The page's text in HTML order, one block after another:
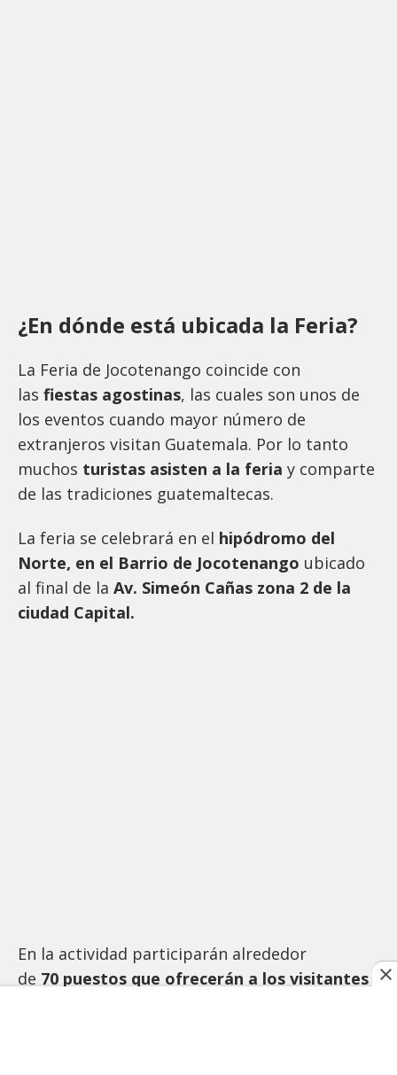
¿En dónde está ubicada la Feria?
La Feria de Jocotenango coincide con
las fiestas agostinas, las cuales son unos de
los eventos cuando mayor número de
extranjeros visitan Guatemala. Por lo tanto
muchos turistas asisten a la feria y comparte
de las tradiciones guatemaltecas.
La feria se celebrará en el hipódromo del
Norte, en el Barrio de Jocotenango ubicado
al final de la Av. Simeón Cañas zona 2 de la
ciudad Capital.
En la actividad participarán alrededor
de 70 puestos que ofrecerán a los visitantes